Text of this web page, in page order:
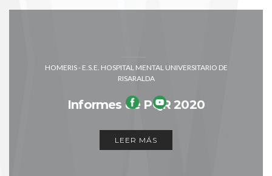
HOMERIS - E.S.E. HOSPITAL MENTAL UNIVERSITARIO DE
RISARALDA
Informes de PQR 2020
LEER MÁS